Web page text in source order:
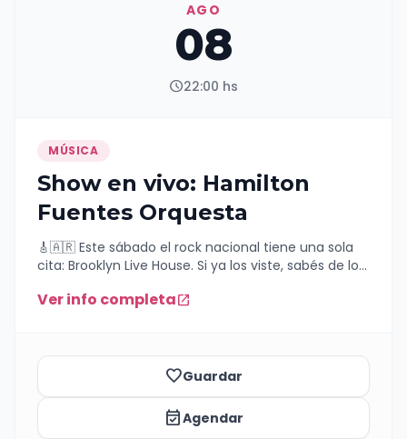
AGO
08
schedule22:00 hs
MÚSICA
Show en vivo: Hamilton
Fuentes Orquesta
🎸🇦🇷 Este sábado el rock nacional tiene una sola
cita: Brooklyn Live House. Si ya los viste, sabés de lo
día. Hamilton Fuentes Orquesta llega a Brooklyn
los estás cantando con a toda voz . 🎸 Clásicos.
Buena música. 2x1 toda la noche xq la garganta
también pide lo suyo. ¿Qué más necesitás? Este
sábado, 22 hs. Brooklyn Live House. 🤘🇦🇷
Metiéndole siempre para adelante ..!
Ver info completaopen_in_new
favorite_borderGuardar
event_availableAgendar